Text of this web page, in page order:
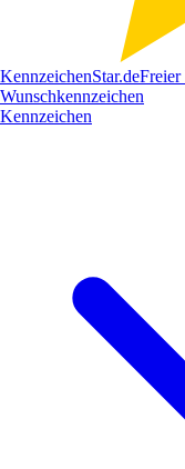
KennzeichenStar.deFreier
Wunschkennzeichen
Kennzeichen